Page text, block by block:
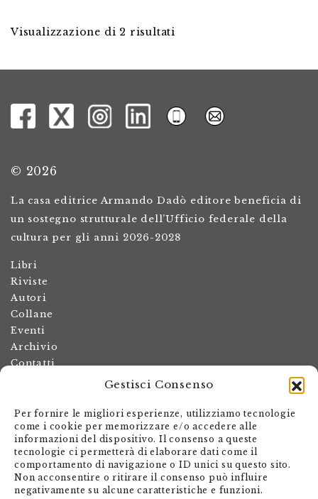
Gestisci Consenso
Per fornire le migliori esperienze, utilizziamo tecnologie
come i cookie per memorizzare e/o accedere alle
informazioni del dispositivo. Il consenso a queste
tecnologie ci permetterà di elaborare dati come il
comportamento di navigazione o ID unici su questo sito.
Non acconsentire o ritirare il consenso può influire
negativamente su alcune caratteristiche e funzioni.
Visualizzazione di 2 risultati
© 2026
La casa editrice Armando Dadò editore beneficia di
un sostegno strutturale dell’Ufficio federale della
cultura per gli anni 2026-2028
Libri
Riviste
Autori
Collane
Eventi
Archivio
Contatti
Termini e condizioni
Spese di spedizione
Politica dei resi
Informativa sulla privacy
Il mio account
Carrello